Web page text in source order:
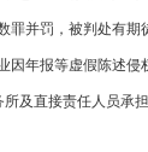
并罚，被判处有期
年报等虚假陈述
及直接责任人员承